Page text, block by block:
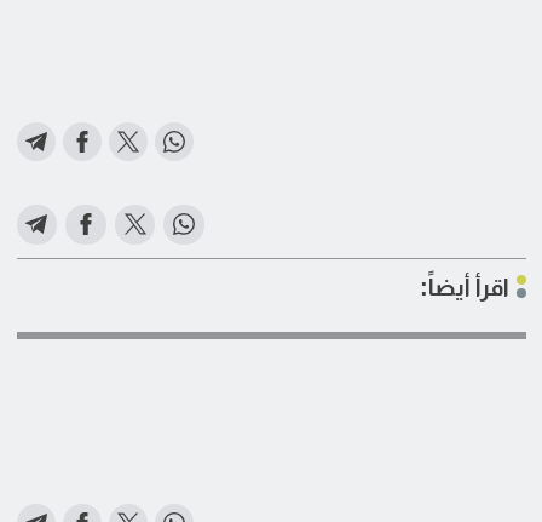
اقرأ أيضاً: